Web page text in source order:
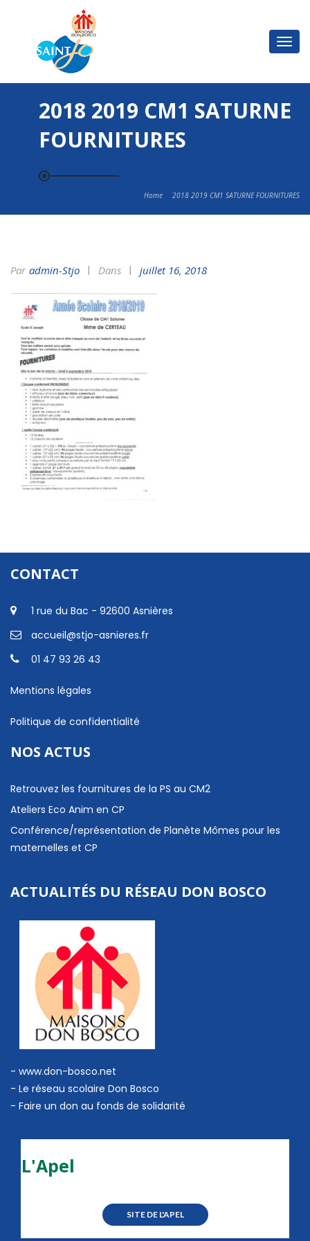
2018 2019 CM1 SATURNE
FOURNITURES
Home 2018 2019 CM1 SATURNE FOURNITURES
Par Admin-Stjo Dans juillet 16, 2018
CONTACT
1 rue du Bac - 92600 Asnières
accueil@stjo-asnieres.fr
01 47 93 26 43
Mentions légales
Politique de confidentialité
NOS ACTUS
Retrouvez les fournitures de la PS au CM2
Ateliers Eco Anim en CP
Conférence/représentation de Planète Mômes pour les
maternelles et CP
ACTUALITÉS DU RÉSEAU DON BOSCO
- www.don-bosco.net
- Le réseau scolaire Don Bosco
- Faire un don au fonds de solidarité
L'Apel
SITE DE L'APEL